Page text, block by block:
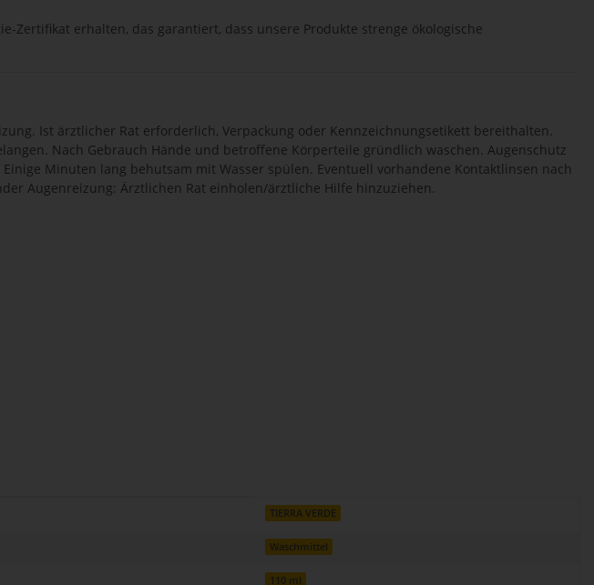
Zertifikat erhalten, das garantiert, dass unsere Produkte strenge ökologische
Ist ärztlicher Rat erforderlich, Verpackung oder Kennzeichnungsetikett bereithalten.
Nach Gebrauch Hände und betroffene Körperteile gründlich waschen. Augenschutz
Einige Minuten lang behutsam mit Wasser spülen. Eventuell vorhandene Kontaktlinsen nach
Augenreizung: Ärztlichen Rat einholen/ärztliche Hilfe hinzuziehen.
TIERRA VERDE
Waschmittel
110 ml